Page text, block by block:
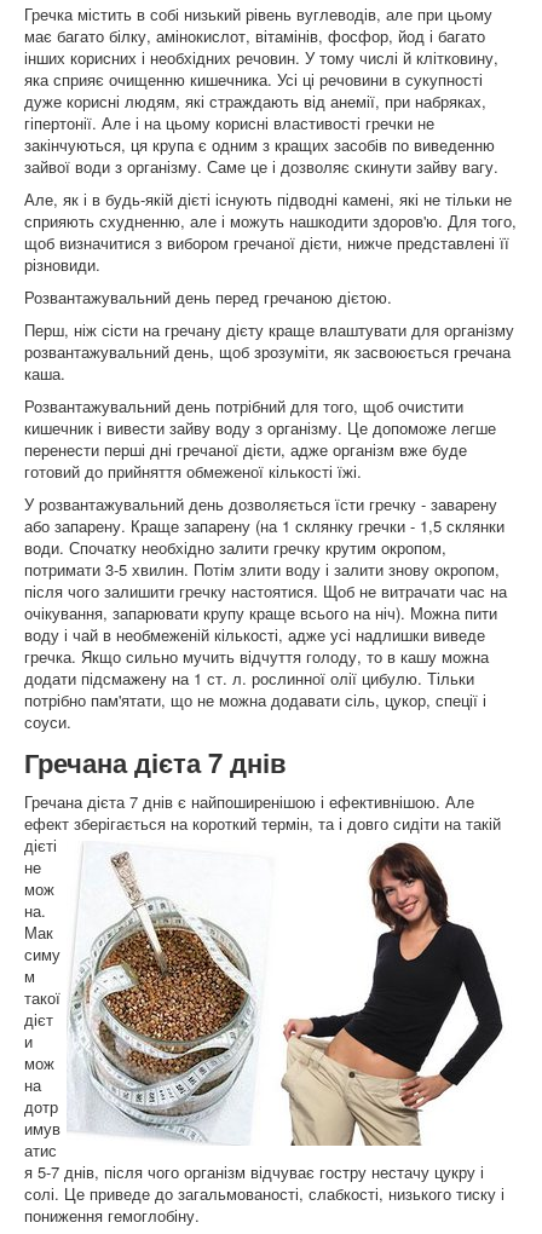
Гречка містить в собі низький рівень вуглеводів, але при цьому
має багато білку, амінокислот, вітамінів, фосфор, йод і багато
інших корисних і необхідних речовин. У тому числі й клітковину,
яка сприяє очищенню кишечника. Усі ці речовини в сукупності
дуже корисні людям, які страждають від анемії, при набряках,
гіпертонії. Але і на цьому корисні властивості гречки не
закінчуються, ця крупа є одним з кращих засобів по виведенню
зайвої води з організму. Саме це і дозволяє скинути зайву вагу.
Але, як і в будь-якій дієті існують підводні камені, які не тільки не
сприяють схудненню, але і можуть нашкодити здоров'ю. Для того,
щоб визначитися з вибором гречаної дієти, нижче представлені її
різновиди.
Розвантажувальний день перед гречаною дієтою.
Перш, ніж сісти на гречану дієту краще влаштувати для організму
розвантажувальний день, щоб зрозуміти, як засвоюється гречана
каша.
Розвантажувальний день потрібний для того, щоб очистити
кишечник і вивести зайву воду з організму. Це допоможе легше
перенести перші дні гречаної дієти, адже організм вже буде
готовий до прийняття обмеженої кількості їжі.
У розвантажувальний день дозволяється їсти гречку - заварену
або запарену. Краще запарену (на 1 склянку гречки - 1,5 склянки
води. Спочатку необхідно залити гречку крутим окропом,
потримати 3-5 хвилин. Потім злити воду і залити знову окропом,
після чого залишити гречку настоятися. Щоб не витрачати час на
очікування, запарювати крупу краще всього на ніч). Можна пити
воду і чай в необмеженій кількості, адже усі надлишки виведе
гречка. Якщо сильно мучить відчуття голоду, то в кашу можна
додати підсмажену на 1 ст. л. рослинної олії цибулю. Тільки
потрібно пам'ятати, що не можна додавати сіль, цукор, спеції і
соуси.
Гречана дієта 7 днів
Гречана дієта 7 днів є найпоширенішою і ефективнішою. Але
ефект зберігається на короткий термін, та і довго сидіти на такій
дієті
не
мож
на.
Мак
симу
м
такої
дієт
и
мож
на
дотр
имув
атис
я 5-7 днів, після чого організм відчуває гостру нестачу цукру і
солі. Це приведе до загальмованості, слабкості, низького тиску і
пониження гемоглобіну.